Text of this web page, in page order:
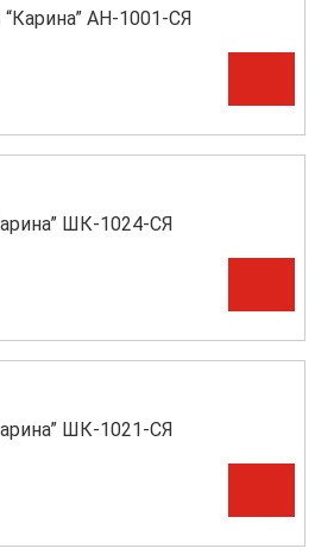
АН-1001-СЯ
ШК-1024-СЯ
ШК-1021-СЯ